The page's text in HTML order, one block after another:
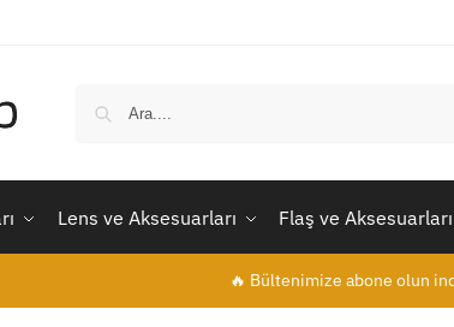
Lens ve Aksesuarları Flaş ve Aksesuarları
🔥 Bültenimize abone olun